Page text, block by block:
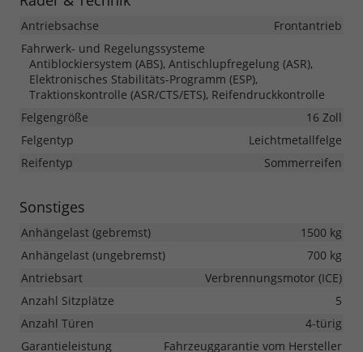
Antriebsachse
Frontantrieb
Fahrwerk- und Regelungssysteme
Antiblockiersystem (ABS), Antischlupfregelung (ASR),
Elektronisches Stabilitäts-Programm (ESP),
Traktionskontrolle (ASR/CTS/ETS), Reifendruckkontrolle
Felgengröße
16 Zoll
Felgentyp
Leichtmetallfelge
Reifentyp
Sommerreifen
Sonstiges
Anhängelast (gebremst)
1500 kg
Anhängelast (ungebremst)
700 kg
Antriebsart
Verbrennungsmotor (ICE)
Anzahl Sitzplätze
5
Anzahl Türen
4-türig
Garantieleistung
Fahrzeuggarantie vom Hersteller